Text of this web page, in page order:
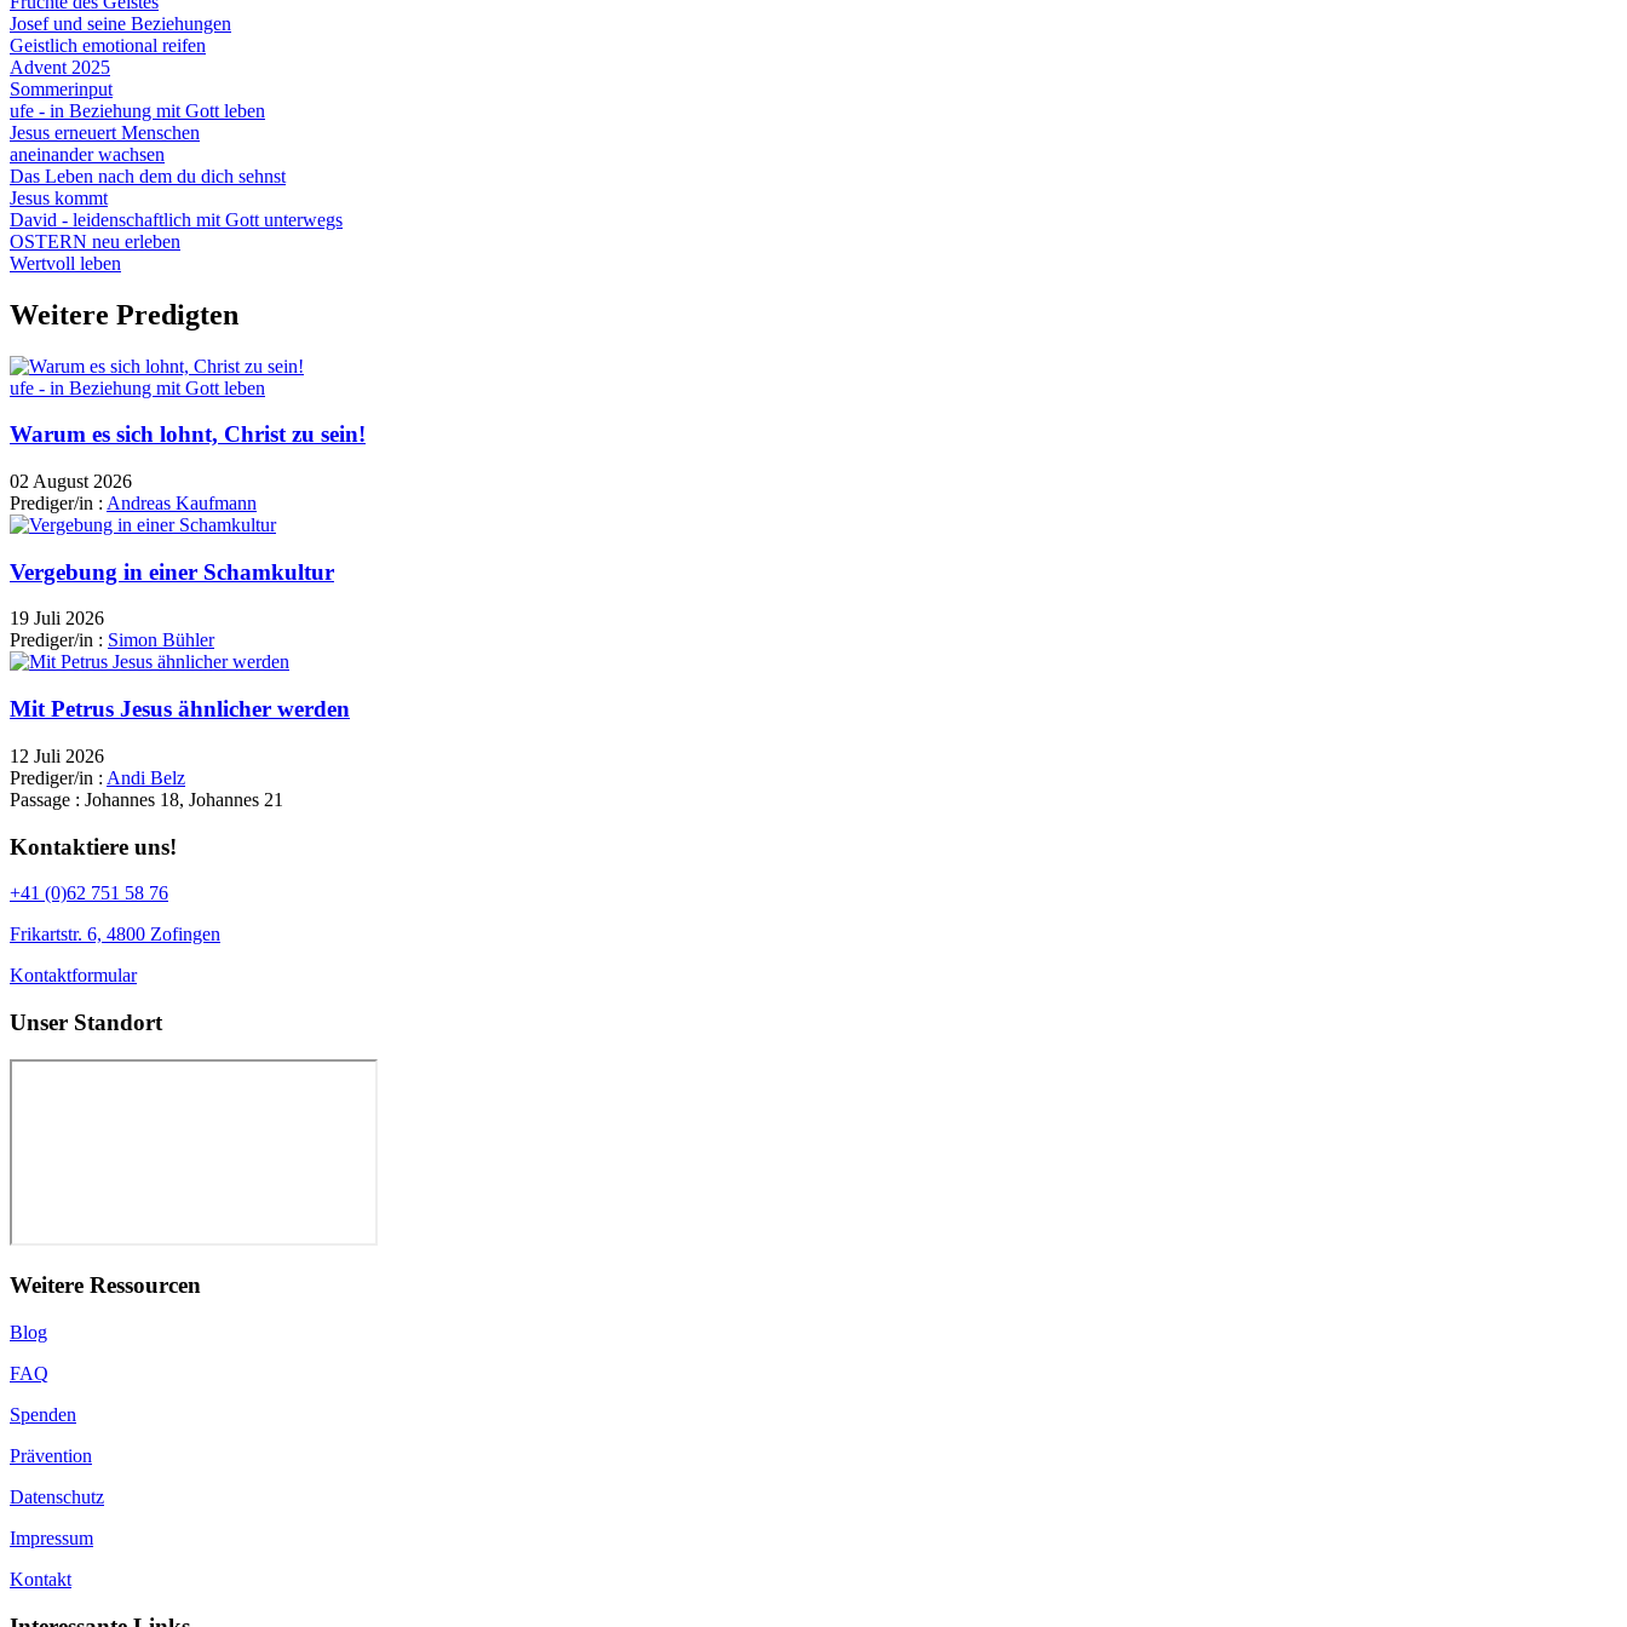
Josef und seine Beziehungen
Geistlich emotional reifen
Advent 2025
Sommerinput
ufe - in Beziehung mit Gott leben
Jesus erneuert Menschen
aneinander wachsen
Das Leben nach dem du dich sehnst
Jesus kommt
David - leidenschaftlich mit Gott unterwegs
OSTERN neu erleben
Wertvoll leben
Weitere Predigten
ufe - in Beziehung mit Gott leben
Warum es sich lohnt, Christ zu sein!
02 August 2026
Prediger/in : Andreas Kaufmann
Vergebung in einer Schamkultur
19 Juli 2026
Prediger/in : Simon Bühler
Mit Petrus Jesus ähnlicher werden
12 Juli 2026
Prediger/in : Andi Belz
Passage : Johannes 18, Johannes 21
Kontaktiere uns!
+41 (0)62 751 58 76
Frikartstr. 6, 4800 Zofingen
Kontaktformular
Unser Standort
Weitere Ressourcen
Blog
FAQ
Spenden
Prävention
Datenschutz
Impressum
Kontakt